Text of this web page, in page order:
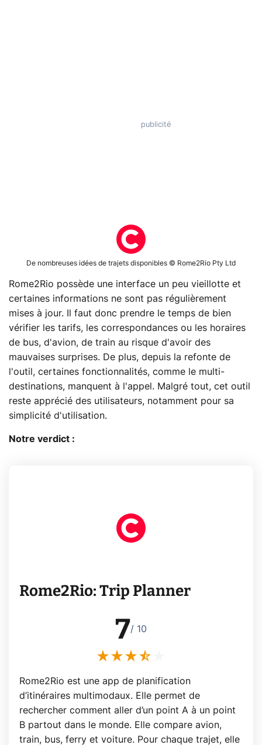
De nombreuses idées de trajets disponibles © Rome2Rio Pty Ltd
Rome2Rio possède une interface un peu vieillotte et
certaines informations ne sont pas régulièrement
mises à jour. Il faut donc prendre le temps de bien
vérifier les tarifs, les correspondances ou les horaires
de bus, d'avion, de train au risque d'avoir des
mauvaises surprises. De plus, depuis la refonte de
l'outil, certaines fonctionnalités, comme le multi-
destinations, manquent à l'appel. Malgré tout, cet outil
reste apprécié des utilisateurs, notamment pour sa
simplicité d'utilisation.
Notre verdict :
Rome2Rio: Trip Planner
7/ 10
Rome2Rio est une app de planification
d’itinéraires multimodaux. Elle permet de
rechercher comment aller d’un point A à un point
B partout dans le monde. Elle compare avion,
train, bus, ferry et voiture. Pour chaque trajet, elle